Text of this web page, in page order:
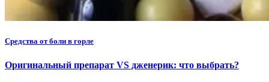
Средства от боли в горле
Оригинальный препарат VS дженерик: что выбрать?